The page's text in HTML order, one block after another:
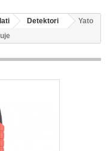
Detektori
Yato